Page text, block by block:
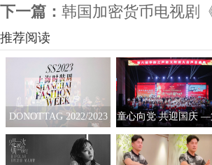
下一篇： 韩国加密货币电视剧
推荐阅读
DONOTTAG 2022/2023
时装创意秀开启，众星
携手开启时髦新篇章
童心向党 共迎国庆 —
六届“华韵之声”语文
读大会总展演在京隆重